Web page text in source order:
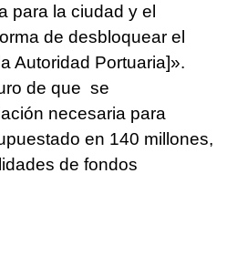
para la ciudad y el
de desbloquear el
Autoridad Portuaria]».
de que se
necesaria para
en 140 millones,
de fondos